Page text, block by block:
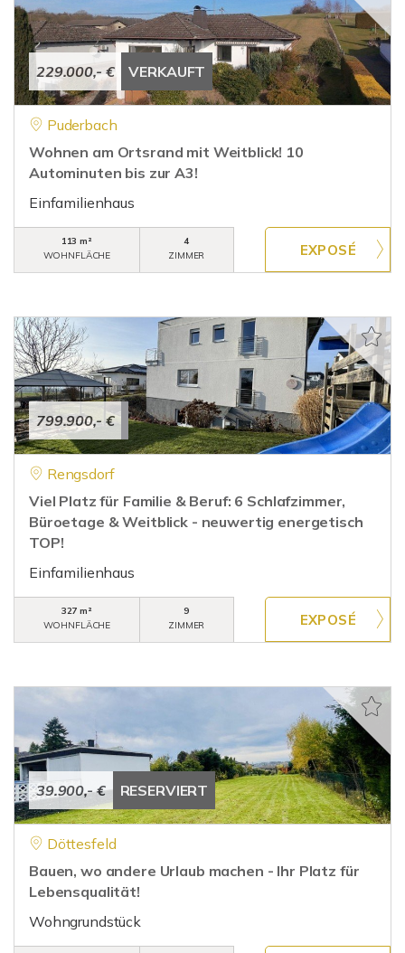
229.000,- € VERKAUFT
Puderbach
Wohnen am Ortsrand mit Weitblick! 10
Autominuten bis zur A3!
Einfamilienhaus
113 m²
WOHNFLÄCHE
4
ZIMMER
799.900,- €
Rengsdorf
Viel Platz für Familie & Beruf: 6 Schlafzimmer,
Büroetage & Weitblick - neuwertig energetisch
TOP!
Einfamilienhaus
327 m²
WOHNFLÄCHE
9
ZIMMER
39.900,- € RESERVIERT
Döttesfeld
Bauen, wo andere Urlaub machen - Ihr Platz für
Lebensqualität!
Wohngrundstück